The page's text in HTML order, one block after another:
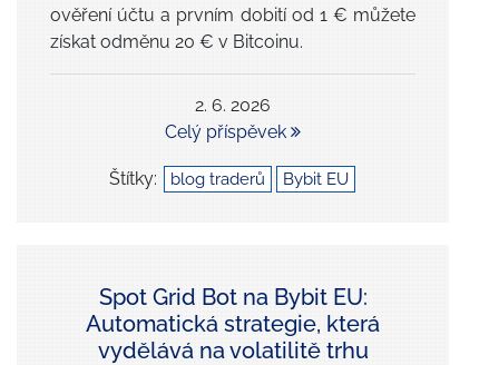
ověření účtu a prvním dobití od 1 € můžete
získat odměnu 20 € v Bitcoinu.
2. 6. 2026
Celý příspěvek
Štítky: blog traderů Bybit EU
Spot Grid Bot na Bybit EU:
Automatická strategie, která
vydělává na volatilitě trhu